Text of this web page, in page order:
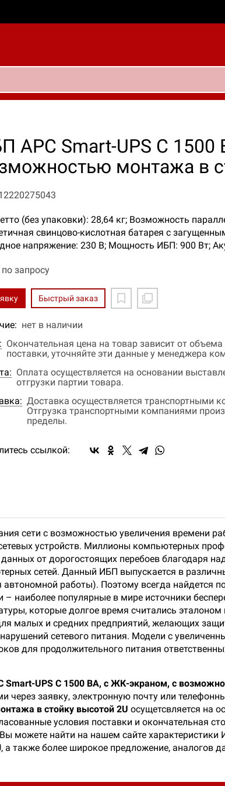
APC Smart-UPS C
монтажа в
(без упаковки): 28,64 кг; Возможность
свинцово-кислотная батарея с
напряжение: 230 В; Мощность ИБП: 900 Вт;
запросу
Быстрый заказ
нет в наличии
Окончательная цена на товар зависит от
поставки, уточняйте эти данные у менеджера
Оплата осуществляется на основании
отгрузки партии товара.
Доставка осуществляется транспортными
Отгрузка транспортными компаниями
пределы.
ссылкой:
сети с возможностью увеличения времени
устройств. Миллионы компьютерных
от дорогостоящих перебоев благодаря
сетей. Данный ИБП выпускается в
автономной работы). Поэтому всегда найдется
наиболее популярные в мире источники
которые долгое время считались
малых и средних предприятий, желающих
сетевого питания. Модели с
для продолжительного питания
Smart-UPS C 1500 ВА, с ЖК-экраном, с
заявку, электронную почту или
в стойку высотой 2U осущетсвляется на
условия поставки и окончательная
можете найти на нашем сайте характеристики
также более широкое предложение, аналогов